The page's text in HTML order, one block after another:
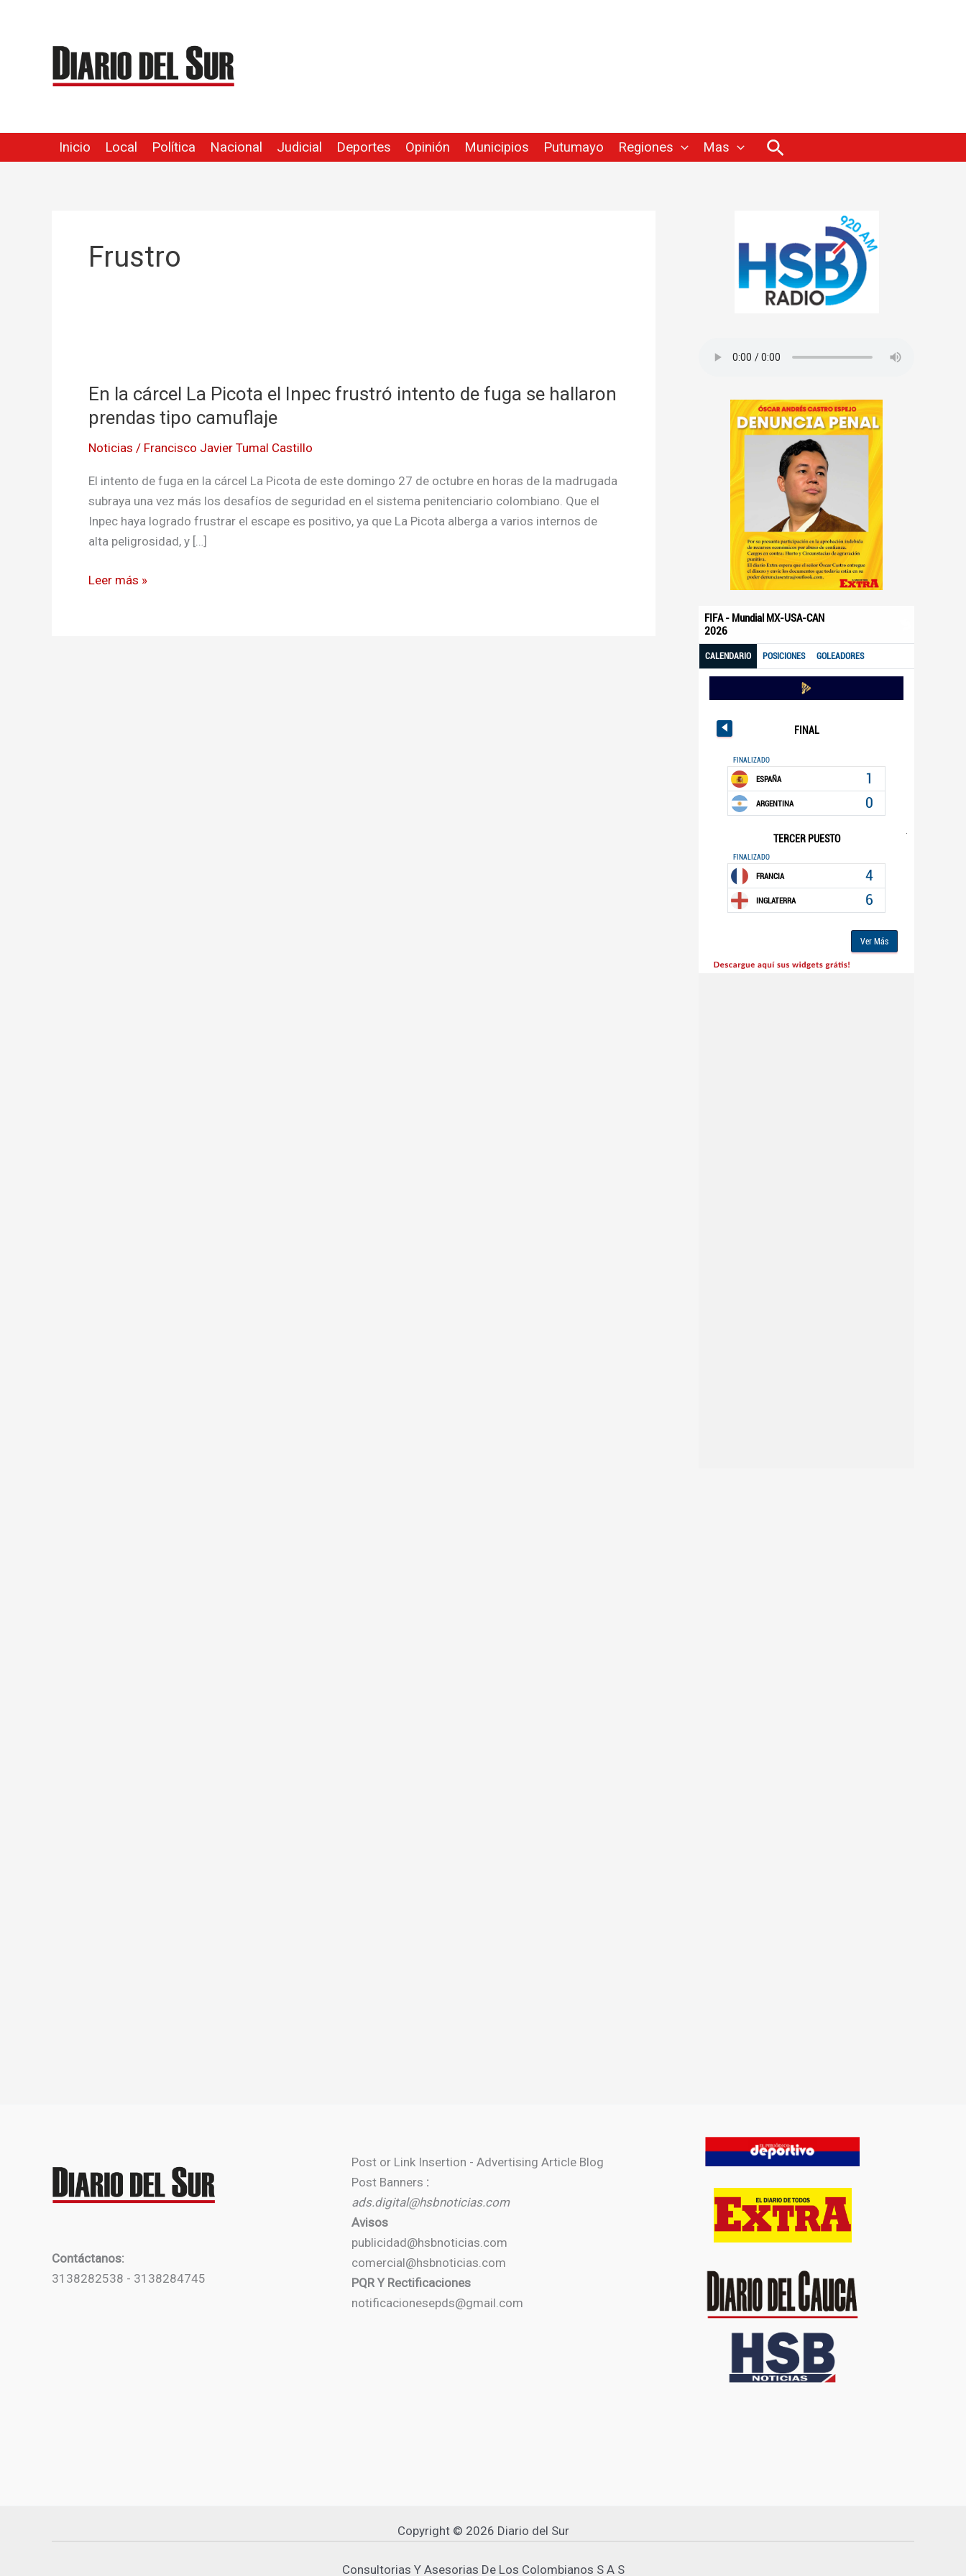
contenido
Inicio Local Política Nacional Judicial Deportes Opinión Municipios Putumayo Regiones Mas Buscar
Frustro
En la cárcel La Picota el Inpec frustró intento de fuga se hallaron
prendas tipo camuflaje
Noticias / Francisco Javier Tumal Castillo
El intento de fuga en la cárcel La Picota de este domingo 27 de octubre en horas de la madrugada
subraya una vez más los desafíos de seguridad en el sistema penitenciario colombiano. Que el
Inpec haya logrado frustrar el escape es positivo, ya que La Picota alberga a varios internos de
alta peligrosidad, y […]
cárcel
La
el
Inpec
frustró
intento
de
se
Leer más »
Contáctanos:
3138282538 - 3138284745
Post or Link Insertion - Advertising Article Blog
Post Banners :
ads.digital@hsbnoticias.com
Avisos
publicidad@hsbnoticias.com
comercial@hsbnoticias.com
PQR Y Rectificaciones
notificacionesepds@gmail.com
Copyright © 2026 Diario del Sur
Consultorias Y Asesorias De Los Colombianos S A S